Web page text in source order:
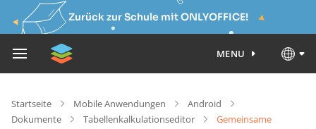
Zurück zur Schule mit ONLYOFFICE!
MENU
Startseite Mobile Anwendungen
Android
Dokumente
Tabellenkalkulationseditor
Gemeinsame